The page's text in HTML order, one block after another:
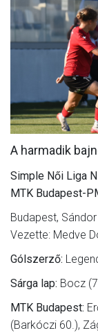
A harmadik
Simple Női Liga
MTK Budapest-
Budapest,
Vezette: Medve
Gólszerző:
Sárga lap: Bocz
MTK Budapest:
(Barkóczi 60.),